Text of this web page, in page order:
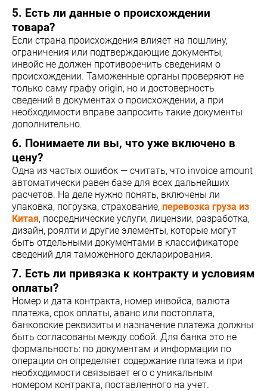
5. Есть ли данные о происхождении
товара?
Если страна происхождения влияет на пошлину,
ограничения или подтверждающие документы,
инвойс не должен противоречить сведениям о
происхождении. Таможенные органы проверяют не
только саму графу origin, но и достоверность
сведений в документах о происхождении, а при
необходимости вправе запросить такие документы
дополнительно.
6. Понимаете ли вы, что уже включено в
цену?
Одна из частых ошибок — считать, что invoice amount
автоматически равен базе для всех дальнейших
расчетов. На деле нужно понять, включены ли
упаковка, погрузка, страхование, перевозка груза из
Китая, посреднические услуги, лицензии, разработка,
дизайн, роялти и другие элементы, которые могут
быть отдельными документами в классификаторе
сведений для таможенного декларирования.
7. Есть ли привязка к контракту и условиям
оплаты?
Номер и дата контракта, номер инвойса, валюта
платежа, срок оплаты, аванс или постоплата,
банковские реквизиты и назначение платежа должны
быть согласованы между собой. Для банка это не
формальность: по документам и информации по
операции он определяет содержание платежа и при
необходимости связывает его с уникальным
номером контракта, поставленного на учет.